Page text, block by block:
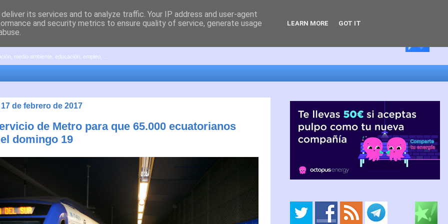
medio ambiente, educación, empleo, ...
de febrero de 2017
de Metro para que 65.000 ecuatorianos
domingo 19
its services and to analyze traffic. Your IP address and user-agent
and security metrics to ensure quality of service, generate usage
LEARN MORE GOT IT